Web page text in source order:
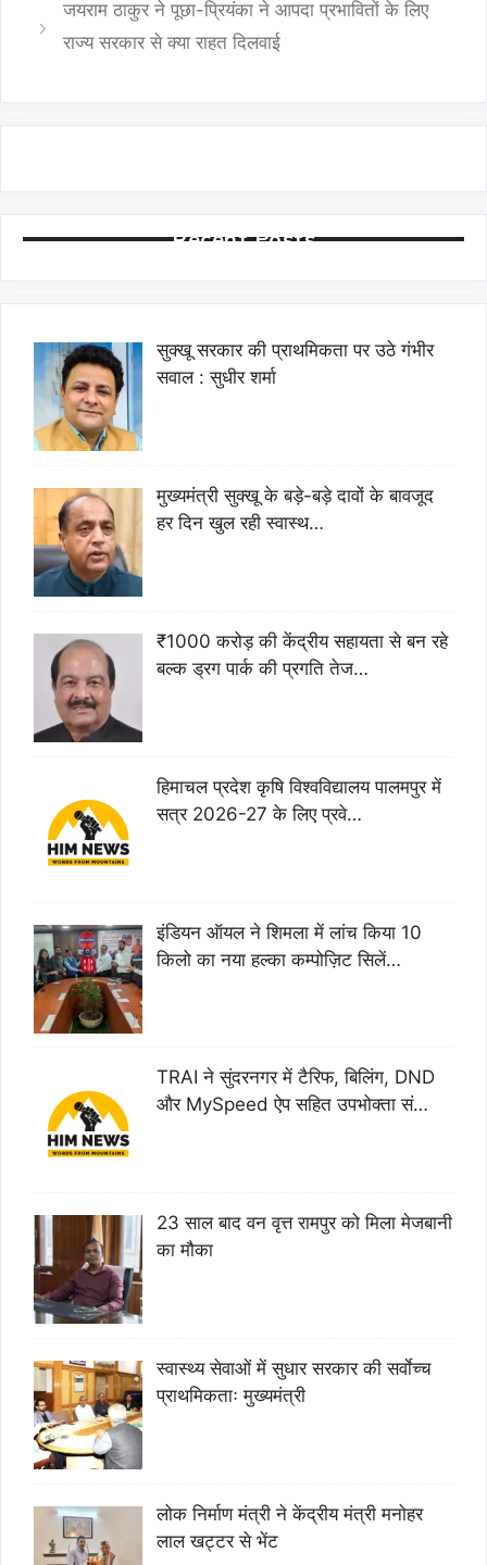
जयराम ठाकुर ने पूछा-प्रियंका ने आपदा प्रभावितों के लिए
राज्य सरकार से क्या राहत दिलवाई
Recent Posts
सुक्खू सरकार की प्राथमिकता पर उठे गंभीर
सवाल : सुधीर शर्मा
मुख्यमंत्री सुक्खू के बड़े-बड़े दावों के बावजूद
हर दिन खुल रही स्वास्थ…
₹1000 करोड़ की केंद्रीय सहायता से बन रहे
बल्क ड्रग पार्क की प्रगति तेज…
हिमाचल प्रदेश कृषि विश्वविद्यालय पालमपुर में
सत्र 2026-27 के लिए प्रवे…
इंडियन ऑयल ने शिमला में लांच किया 10
किलो का नया हल्का कम्पोज़िट सिलें…
TRAI ने सुंदरनगर में टैरिफ, बिलिंग, DND
और MySpeed ऐप सहित उपभोक्ता सं…
23 साल बाद वन वृत्त रामपुर को मिला मेजबानी
का मौका
स्वास्थ्य सेवाओं में सुधार सरकार की सर्वाेच्च
प्राथमिकताः मुख्यमंत्री
लोक निर्माण मंत्री ने केंद्रीय मंत्री मनोहर
लाल खट्टर से भेंट